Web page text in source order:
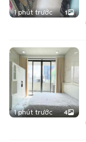
1 phút trước 1
1 phút trước 4